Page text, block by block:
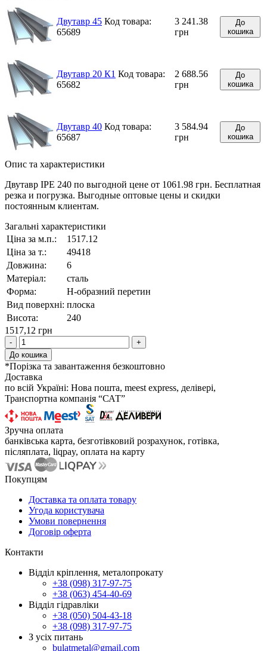
Двутавр 45 Код товара:
65689
3 241.38
грн
До
кошика
Двутавр 20 К1 Код товара:
65682
2 688.56
грн
До
кошика
Двутавр 40 Код товара:
65687
3 584.94
грн
До
кошика
Опис та характеристики
Двутавр IPE 240 по выгодной цене от 1061.98 грн. Бесплатная
резка и погрузка. Выгодные оптовые цены и скидки
постоянным клиентам.
Загальні характеристики
Ціна за м.п.:
1517.12
Ціна за т.:
49418
Довжина:
6
Матеріал:
сталь
Форма:
H-образний перетин
Вид поверхні: плоска
Висота:
240
1517,12 грн
-
+
До кошика
*Порізка та завантаження безкоштовно
Доставка
по всій Україні: Нова пошта, meest express, делівері,
Транспортна компанія “САТ”
Зручна оплата
банківська карта, безготівковий розрахунок, готівка,
післяплата, liqpay, оплата на карту
Покупцям
Доставка та оплата товару
Угода користувача
Умови повернення
Договір оферта
Контакти
Відділ кріплення, металопрокату
+38 (098) 317-97-75
+38 (063) 454-40-69
Відділ гідравліки
+38 (050) 504-43-18
+38 (098) 317-97-75
З усіх питань
bulatmetal@gmail.com